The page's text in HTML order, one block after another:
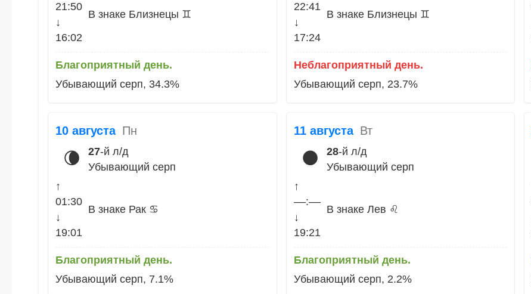
21:50
↓
16:02
В знаке Близнецы ♊
Благоприятный день.
Убывающий серп, 34.3%
22:41
↓
17:24
В знаке Близнецы ♊
Неблагоприятный день.
Убывающий серп, 23.7%
10 августа Пн
🌘 27-й л/д
Убывающий серп
↑
01:30
↓
19:01
В знаке Рак ♋
Благоприятный день.
Убывающий серп, 7.1%
11 августа Вт
🌑 28-й л/д
Убывающий серп
↑
––:––
↓
19:21
В знаке Лев ♌
Благоприятный день.
Убывающий серп, 2.2%